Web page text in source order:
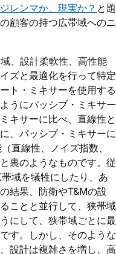
レンマか、現実か？ と題
顧客の持つ広帯域へのニ
、設計柔軟性、高性能
ズと最適化を行って特定
ト・ミキサーを使用する
うにパッシブ・ミキサー
キサーに比べ、直線性と
、パッシブ・ミキサーに
直線性、ノイズ指数、
裏のようなものです。従
域を犠牲にしたり、あ
結果、防衛やT&Mの設
ことと並行して、狭帯域
にして、狭帯域ごとに最
す。しかし、そのような
設計は複雑さを増し、高